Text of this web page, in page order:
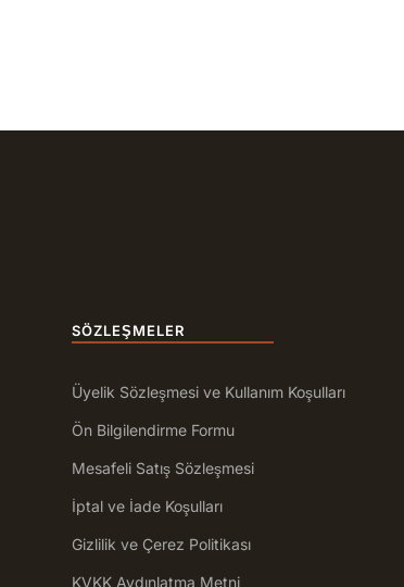
SÖZLEŞMELER
Üyelik Sözleşmesi ve Kullanım Koşulları
Ön Bilgilendirme Formu
Mesafeli Satış Sözleşmesi
İptal ve İade Koşulları
Gizlilik ve Çerez Politikası
KVKK Aydınlatma Metni